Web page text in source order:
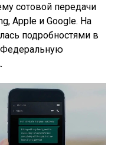
сотовой передачи
Apple и Google. На
подробностями в
Федеральную